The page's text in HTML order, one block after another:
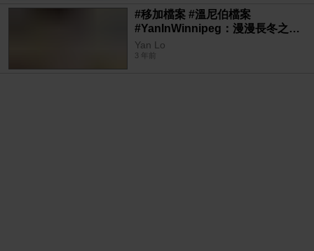
#移加檔案 #溫尼伯檔案
#YanInWinnipeg：漫漫長冬之立
雜食記
Yan Lo
3 年前